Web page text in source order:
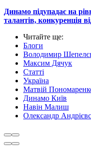
Динамо підупадає на
талантів, конкуренція
Читайте ще:
Блоги
Володимир
Максим Дячук
Статті
Україна
Матвій
Динамо Київ
Навін Малиш
Олександр